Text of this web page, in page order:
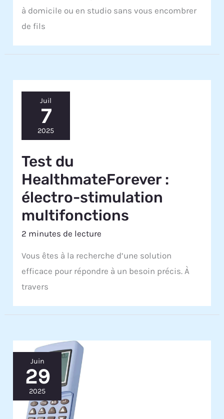
à domicile ou en studio sans vous encombrer
de fils
Juil
7
2025
Test du
HealthmateForever :
électro-stimulation
multifonctions
2 minutes de lecture
Vous êtes à la recherche d’une solution
efficace pour répondre à un besoin précis. À
travers
Juin
29
2025